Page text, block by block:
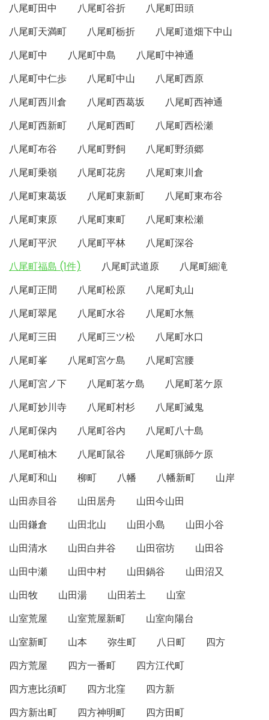
八尾町田中
八尾町谷折
八尾町田頭
八尾町天満町
八尾町栃折
八尾町道畑下中山
八尾町中
八尾町中島
八尾町中神通
八尾町中仁歩
八尾町中山
八尾町西原
八尾町西川倉
八尾町西葛坂
八尾町西神通
八尾町西新町
八尾町西町
八尾町西松瀬
八尾町布谷
八尾町野飼
八尾町野須郷
八尾町乗嶺
八尾町花房
八尾町東川倉
八尾町東葛坂
八尾町東新町
八尾町東布谷
八尾町東原
八尾町東町
八尾町東松瀬
八尾町平沢
八尾町平林
八尾町深谷
八尾町福島 (1件)
八尾町武道原
八尾町細滝
八尾町正間
八尾町松原
八尾町丸山
八尾町翠尾
八尾町水谷
八尾町水無
八尾町三田
八尾町三ツ松
八尾町水口
八尾町峯
八尾町宮ケ島
八尾町宮腰
八尾町宮ノ下
八尾町茗ケ島
八尾町茗ケ原
八尾町妙川寺
八尾町村杉
八尾町滅鬼
八尾町保内
八尾町谷内
八尾町八十島
八尾町柚木
八尾町鼠谷
八尾町猟師ケ原
八尾町和山
柳町 八幡 八幡新町
山岸
山田赤目谷
山田居舟
山田今山田
山田鎌倉
山田北山 山田小島
山田小谷
山田清水
山田白井谷 山田宿坊
山田谷
山田中瀬
山田中村 山田鍋谷
山田沼又
山田牧
山田湯 山田若土
山室
山室荒屋
山室荒屋新町
山室向陽台
山室新町
山本 弥生町 八日町
四方
四方荒屋
四方一番町
四方江代町
四方恵比須町
四方北窪
四方新
四方新出町
四方神明町
四方田町